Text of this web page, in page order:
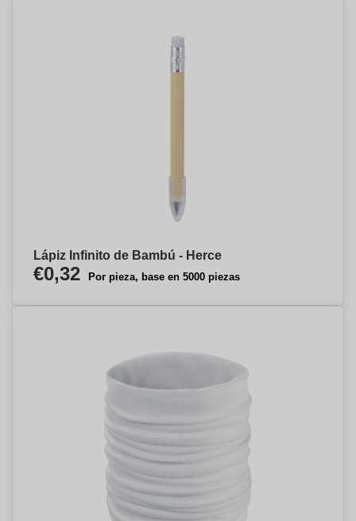
Lápiz Infinito de Bambú - Herce
€0,32 Por pieza, base en 5000 piezas